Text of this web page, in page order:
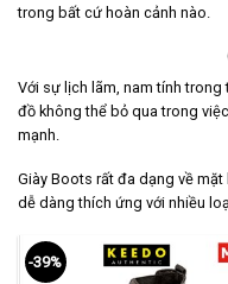
trong bất cứ hoàn cảnh nào.
Với sự lịch lãm, nam tính
đồ không thể bỏ qua trong
mạnh.
Giày Boots rất đa dạng về
dễ dàng thích ứng với nhiều
-39%